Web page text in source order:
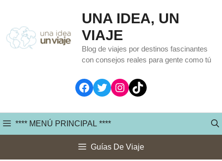
contenido
UNA IDEA, UN
VIAJE
Blog de viajes por destinos fascinantes
con consejos reales para gente como tú
Facebook
TwitterInstagram
TikTok
**** MENÚ PRINCIPAL ****
Guías De Viaje